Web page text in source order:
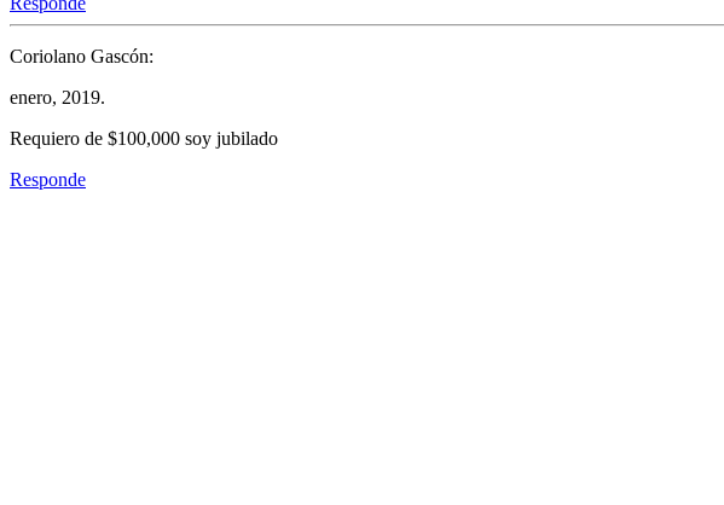
Coriolano Gascón:
enero, 2019.
Requiero de $100,000 soy jubilado
Responde